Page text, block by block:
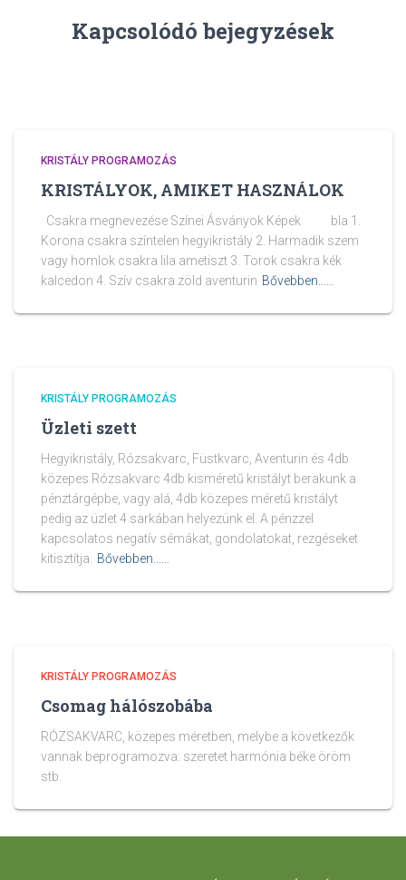
Kapcsolódó bejegyzések
KRISTÁLY PROGRAMOZÁS
KRISTÁLYOK, AMIKET HASZNÁLOK
Csakra megnevezése Színei Ásványok Képek bla 1.
Korona csakra színtelen hegyikristály 2. Harmadik szem
vagy homlok csakra lila ametiszt 3. Torok csakra kék
kalcedon 4. Szív csakra zöld aventurin Bővebben...…
KRISTÁLY PROGRAMOZÁS
Üzleti szett
Hegyikristály, Rózsakvarc, Füstkvarc, Aventurin és 4db
közepes Rózsakvarc 4db kisméretű kristályt berakunk a
pénztárgépbe, vagy alá, 4db közepes méretű kristályt
pedig az üzlet 4 sarkában helyezünk el. A pénzzel
kapcsolatos negatív sémákat, gondolatokat, rezgéseket
kitisztítja.
Bővebben...…
KRISTÁLY PROGRAMOZÁS
Csomag hálószobába
RÓZSAKVARC, közepes méretben, melybe a következők
vannak beprogramozva: szeretet harmónia béke öröm
stb.